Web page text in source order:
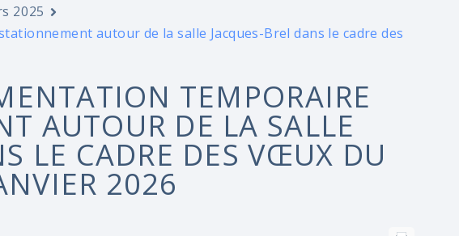
2025
autour de la salle Jacques-Brel dans le cadre des
TEMPORAIRE
AUTOUR DE LA SALLE
LE CADRE DES VŒUX DU
2026